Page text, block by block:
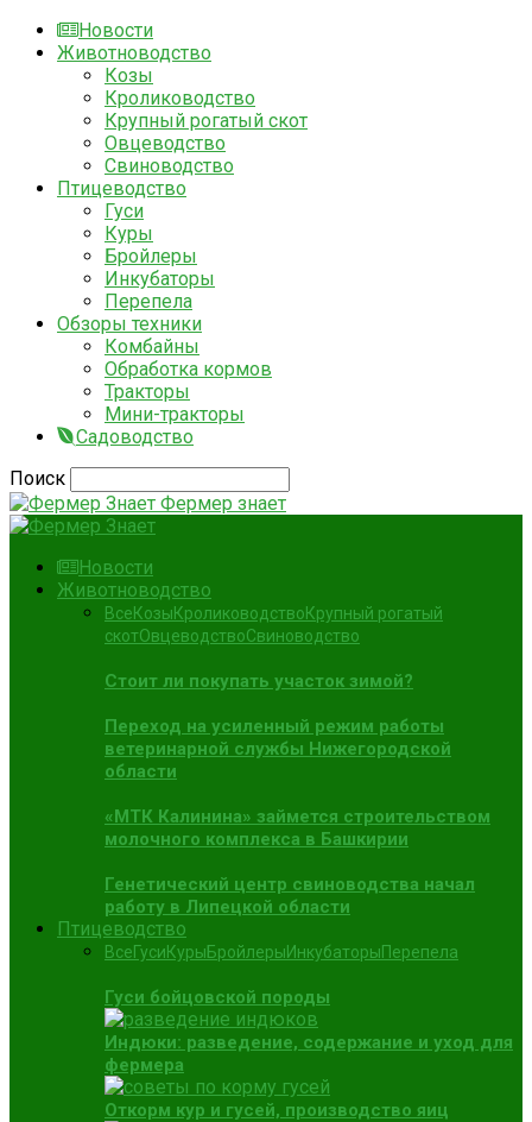
Новости
Животноводство
Козы
Кролиководство
Крупный рогатый скот
Овцеводство
Свиноводство
Птицеводство
Гуси
Куры
Бройлеры
Инкубаторы
Перепела
Обзоры техники
Комбайны
Обработка кормов
Тракторы
Мини-тракторы
Садоводство
Поиск
Фермер знает
Новости
Животноводство
ВсеКозыКролиководствоКрупный рогатый
скотОвцеводствоСвиноводство
Стоит ли покупать участок зимой?
Переход на усиленный режим работы
ветеринарной службы Нижегородской
области
«МТК Калинина» займется строительством
молочного комплекса в Башкирии
Генетический центр свиноводства начал
работу в Липецкой области
Птицеводство
ВсеГусиКурыБройлерыИнкубаторыПерепела
Гуси бойцовской породы
Индюки: разведение, содержание и уход для
фермера
Откорм кур и гусей, производство яиц